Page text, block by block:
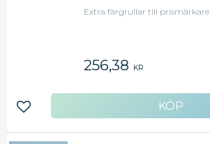
Extra färgrullar till prismärkare
256,38 KR
Lägg till i favoriter